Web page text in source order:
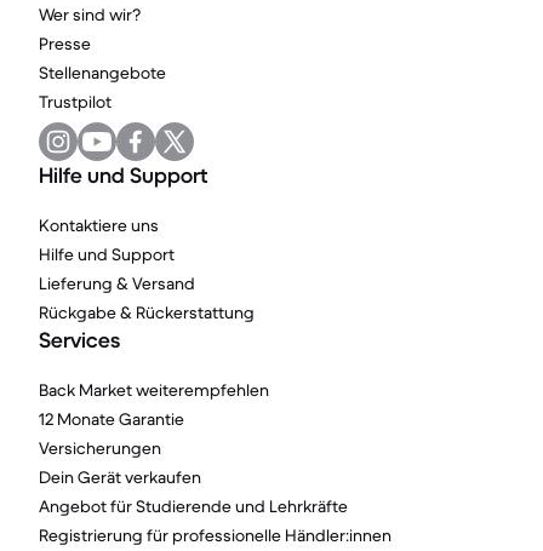
Wer sind wir?
Presse
Stellenangebote
Trustpilot
Hilfe und Support
Kontaktiere uns
Hilfe und Support
Lieferung & Versand
Rückgabe & Rückerstattung
Services
Back Market weiterempfehlen
12 Monate Garantie
Versicherungen
Dein Gerät verkaufen
Angebot für Studierende und Lehrkräfte
Registrierung für professionelle Händler:innen